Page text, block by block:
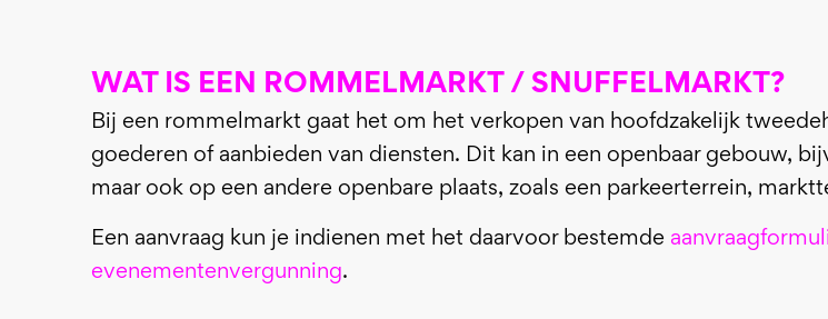
WAT IS EEN ROMMELMARKT / SNUFFELMARKT?
Bij een rommelmarkt gaat het om het verkopen van hoofdzakelijk
goederen of aanbieden van diensten. Dit kan in een openbaar gebouw,
maar ook op een andere openbare plaats, zoals een parkeerterrein,
Een aanvraag kun je indienen met het daarvoor bestemde
evenementenvergunning.